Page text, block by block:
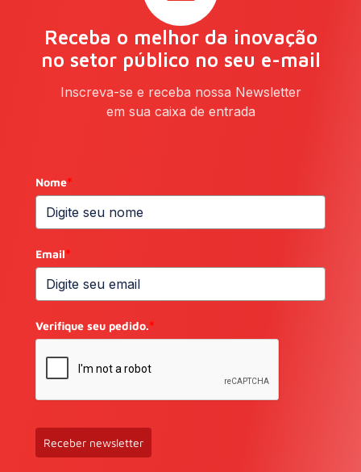
Receba o melhor da inovação
no setor público no seu e-mail
Inscreva-se e receba nossa Newsletter
em sua caixa de entrada
Nome*
Email*
Verifique seu pedido.*
Receber newsletter